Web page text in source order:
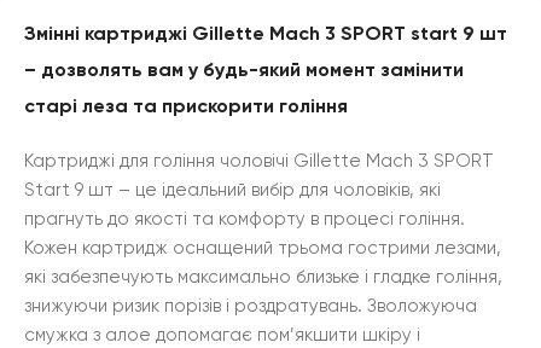
Змінні картриджі Gillette Mach 3 SPORT start 9 шт
– дозволять вам у будь-який момент замінити
старі леза та прискорити гоління
Картриджі для гоління чоловічі Gillette Mach 3 SPORT
Start 9 шт – це ідеальний вибір для чоловіків, які
прагнуть до якості та комфорту в процесі гоління.
Кожен картридж оснащений трьома гострими лезами,
які забезпечують максимально близьке і гладке гоління,
знижуючи ризик порізів і роздратувань. Зволожуюча
смужка з алое допомагає пом’якшити шкіру і